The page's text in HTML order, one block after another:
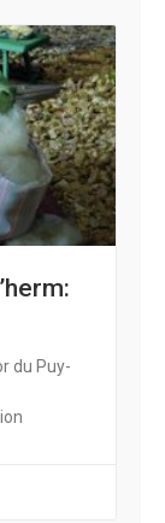
du Puy-